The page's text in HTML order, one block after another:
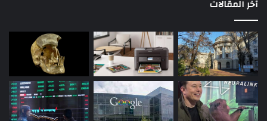
آخر المقالات